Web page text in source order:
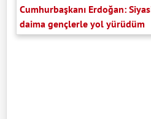
Cumhurbaşkanı Erdoğan:
daima gençlerle yol yürüdüm